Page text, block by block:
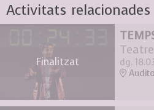
Activitats relacionades
Finalitzat dg.